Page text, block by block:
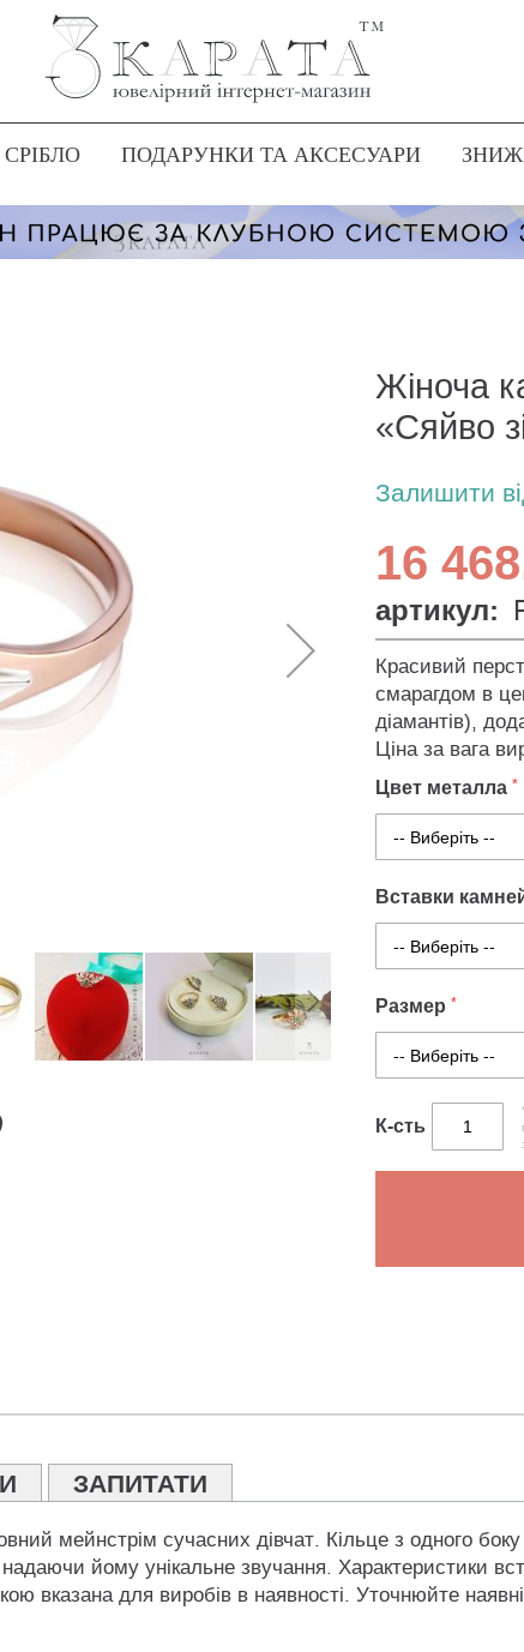
СРІБЛО ПОДАРУНКИ ТА АКСЕСУАРИ
Жіноча
«Сяйво
Залишити
16
артикул:
Красивий
смарагдом в
діамантів),
Ціна за вага
Цвет металла
Вставки
Размер
К-сть
ЗАПИТАТИ
мейнстрім сучасних дівчат. Кільце з одного боку
йому унікальне звучання. Характеристики
вказана для виробів в наявності. Уточнюйте